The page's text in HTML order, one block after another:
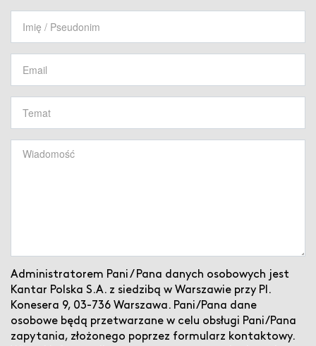
Administratorem Pani / Pana danych osobowych jest
Kantar Polska S.A. z siedzibą w Warszawie przy Pl.
Konesera 9, 03-736 Warszawa. Pani/Pana dane
osobowe będą przetwarzane w celu obsługi Pani/Pana
zapytania, złożonego poprzez formularz kontaktowy.